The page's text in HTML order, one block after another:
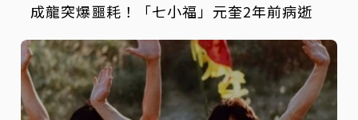
成龍突爆噩耗！「七小福」元奎2年前病逝